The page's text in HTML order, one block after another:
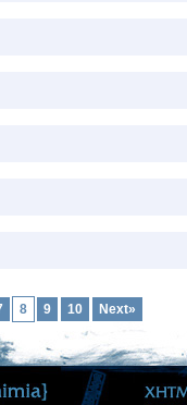
8 9 10 Next»